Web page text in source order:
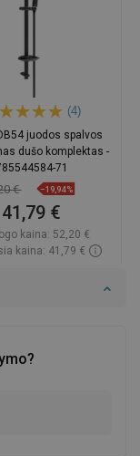
(4)
juodos spalvos
dušo komplektas -
71
€ −19,94%
41,79 €
kaina: 52,20 €
kaina: 41,79 €